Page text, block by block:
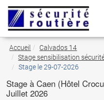
Accueil
Calvados 14
Stage sensibilisation
Stage le 29-07-2026
Stage à Caen (Hôtel
Juillet 2026